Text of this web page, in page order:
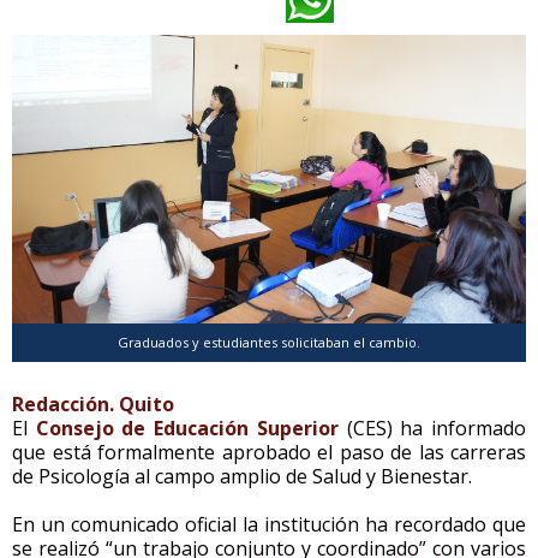
Graduados y estudiantes solicitaban el cambio.
Redacción. Quito
El Consejo de Educación Superior(CES) ha informado
que está formalmente aprobado el paso de las carreras
de Psicología al campo amplio de Salud y Bienestar.
En un comunicado oficial la institución ha recordado que
se realizó “un trabajo conjunto y coordinado” con varios